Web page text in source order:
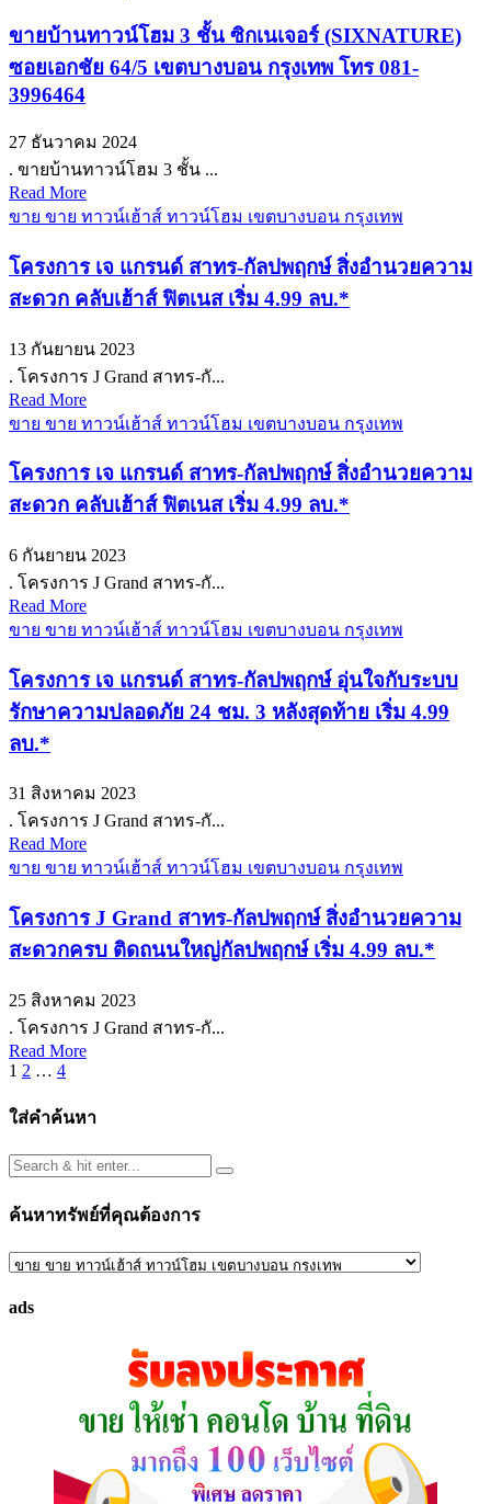
ขายบ้านทาวน์โฮม 3 ชั้น ซิกเนเจอร์ (SIXNATURE)
ซอยเอกชัย 64/5 เขตบางบอน กรุงเทพ โทร 081-
3996464
27 ธันวาคม 2024
. ขายบ้านทาวน์โฮม 3 ชั้น ...
Read More
ขาย ขาย ทาวน์เฮ้าส์ ทาวน์โฮม เขตบางบอน กรุงเทพ
โครงการ เจ แกรนด์ สาทร-กัลปพฤกษ์ สิ่งอำนวยความ
สะดวก คลับเฮ้าส์ ฟิตเนส เริ่ม 4.99 ลบ.*
13 กันยายน 2023
. โครงการ J Grand สาทร-กั...
Read More
ขาย ขาย ทาวน์เฮ้าส์ ทาวน์โฮม เขตบางบอน กรุงเทพ
โครงการ เจ แกรนด์ สาทร-กัลปพฤกษ์ สิ่งอำนวยความ
สะดวก คลับเฮ้าส์ ฟิตเนส เริ่ม 4.99 ลบ.*
6 กันยายน 2023
. โครงการ J Grand สาทร-กั...
Read More
ขาย ขาย ทาวน์เฮ้าส์ ทาวน์โฮม เขตบางบอน กรุงเทพ
โครงการ เจ แกรนด์ สาทร-กัลปพฤกษ์ อุ่นใจกับระบบ
รักษาความปลอดภัย 24 ชม. 3 หลังสุดท้าย เริ่ม 4.99
ลบ.*
31 สิงหาคม 2023
. โครงการ J Grand สาทร-กั...
Read More
ขาย ขาย ทาวน์เฮ้าส์ ทาวน์โฮม เขตบางบอน กรุงเทพ
โครงการ J Grand สาทร-กัลปพฤกษ์ สิ่งอำนวยความ
สะดวกครบ ติดถนนใหญ่กัลปพฤกษ์ เริ่ม 4.99 ลบ.*
25 สิงหาคม 2023
. โครงการ J Grand สาทร-กั...
Read More
Posts
pagination
1 2 … 4
ใส่คำค้นหา
ค้นหาทรัพย์ที่คุณต้องการ
ค้นหา
ที่
ads